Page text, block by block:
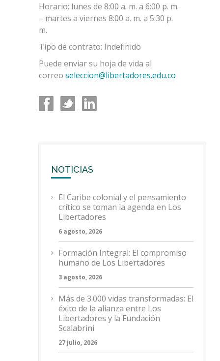
Horario: lunes de 8:00 a. m. a 6:00 p. m.
– martes a viernes 8:00 a. m. a 5:30 p.
m.
Tipo de contrato: Indefinido
Puede enviar su hoja de vida al
correo seleccion@libertadores.edu.co
NOTICIAS
El Caribe colonial y el pensamiento
crítico se toman la agenda en Los
Libertadores
6 agosto, 2026
Formación Integral: El compromiso
humano de Los Libertadores
3 agosto, 2026
Más de 3.000 vidas transformadas: El
éxito de la alianza entre Los
Libertadores y la Fundación
Scalabrini
27 julio, 2026